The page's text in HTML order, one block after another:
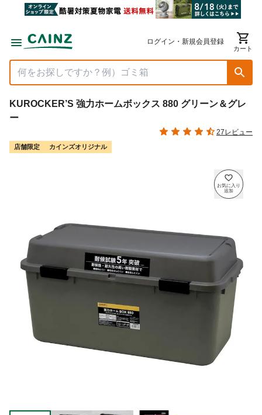
ログイン・新規会員登録
カート
KUROCKER’S 強力ホームボックス 880 グリーン＆グレ
ー
27レビュー
店舗限定 カインズオリジナル